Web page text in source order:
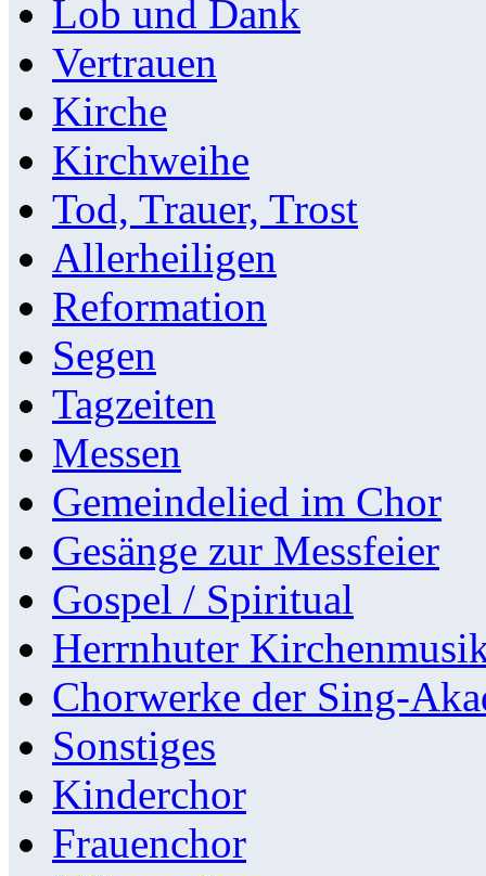
Lob und Dank
Vertrauen
Kirche
Kirchweihe
Tod, Trauer, Trost
Allerheiligen
Reformation
Segen
Tagzeiten
Messen
Gemeindelied im Chor
Gesänge zur Messfeier
Gospel / Spiritual
Herrnhuter
Chorwerke der Sing-
Sonstiges
Kinderchor
Frauenchor